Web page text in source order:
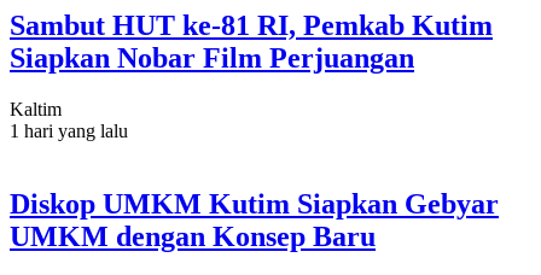
Sambut HUT ke-81 RI, Pemkab Kutim
Siapkan Nobar Film Perjuangan
Kaltim
1 hari yang lalu
Diskop UMKM Kutim Siapkan Gebyar
UMKM dengan Konsep Baru